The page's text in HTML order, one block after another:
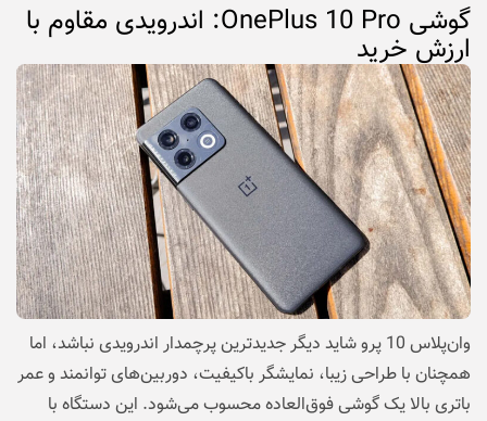
گوشی OnePlus 10 Pro: اندرویدی مقاوم با
ارزش خرید
وان‌پلاس 10 پرو شاید دیگر جدیدترین پرچمدار اندرویدی نباشد، اما
همچنان با طراحی زیبا، نمایشگر باکیفیت، دوربین‌های توانمند و عمر
باتری بالا یک گوشی فوق‌العاده محسوب می‌شود. این دستگاه با